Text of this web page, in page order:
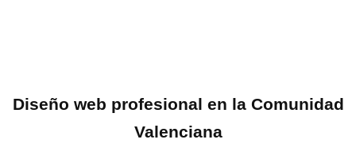
Diseño web profesional en la Comunidad
Valenciana